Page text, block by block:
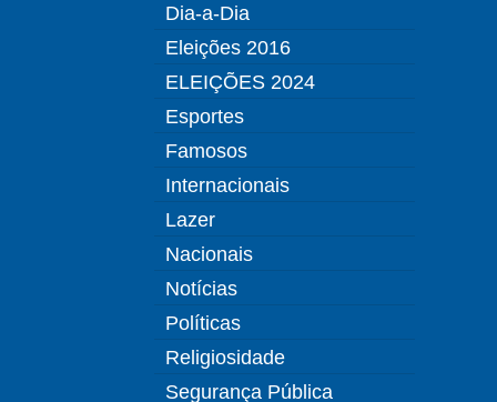
Dia-a-Dia
Eleições 2016
ELEIÇÕES 2024
Esportes
Famosos
Internacionais
Lazer
Nacionais
Notícias
Políticas
Religiosidade
Segurança Pública